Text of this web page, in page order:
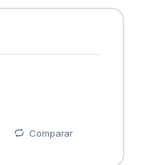
Comparar